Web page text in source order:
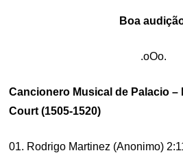
Boa
.oOo.
Cancionero Musical de Palacio –
Court (1505-1520)
01. Rodrigo Martinez (Anonimo)